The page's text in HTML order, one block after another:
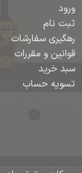
ورود
ثبت نام
رهگیری سفارشات
قوانین و مقررات
سبد خرید
تسویه حساب